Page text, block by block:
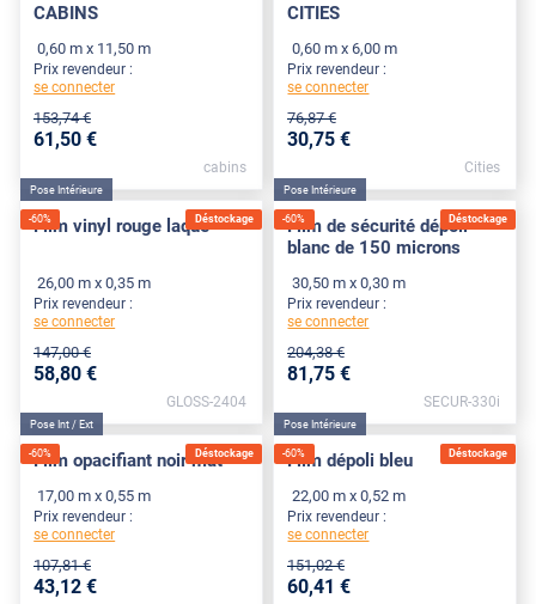
CABINS
0,60 m x 11,50 m
Prix revendeur :
se connecter
153,74 €
61,50 €
cabins
CITIES
0,60 m x 6,00 m
Prix revendeur :
se connecter
76,87 €
30,75 €
Cities
Déstockage
-60%
Pose Intérieure
Film vinyl rouge laqué
26,00 m x 0,35 m
Prix revendeur :
se connecter
147,00 €
58,80 €
GLOSS-2404
Déstockage
-60%
Pose Intérieure
Film de sécurité dépoli
blanc de 150 microns
30,50 m x 0,30 m
Prix revendeur :
se connecter
204,38 €
81,75 €
SECUR-330i
Déstockage
-60%
Pose Int / Ext
Film opacifiant noir mat
17,00 m x 0,55 m
Prix revendeur :
se connecter
107,81 €
43,12 €
Déstockage
-60%
Pose Intérieure
Film dépoli bleu
22,00 m x 0,52 m
Prix revendeur :
se connecter
151,02 €
60,41 €